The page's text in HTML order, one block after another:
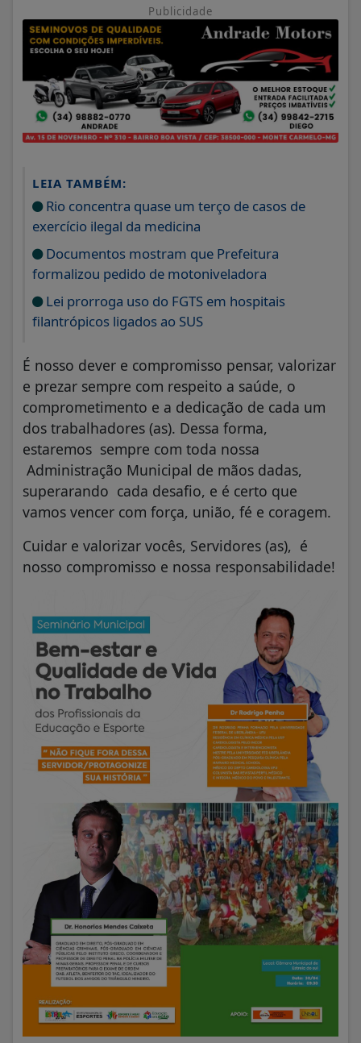
Publicidade
LEIA TAMBÉM:
Rio concentra quase um terço de casos de
exercício ilegal da medicina
Documentos mostram que Prefeitura
formalizou pedido de motoniveladora
Lei prorroga uso do FGTS em hospitais
filantrópicos ligados ao SUS
É nosso dever e compromisso pensar, valorizar
e prezar sempre com respeito a saúde, o
comprometimento e a dedicação de cada um
dos trabalhadores (as). Dessa forma,
estaremos sempre com toda nossa
Administração Municipal de mãos dadas,
superarando cada desafio, e é certo que
vamos vencer com força, união, fé e coragem.
Cuidar e valorizar vocês, Servidores (as), é
nosso compromisso e nossa responsabilidade!